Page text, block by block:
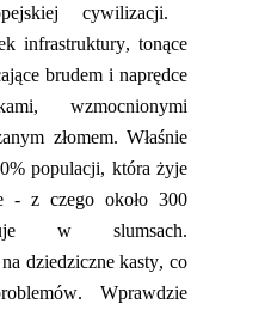
cywilizacji.
infrastruktury, tonące
brudem i naprędce
wzmocnionymi
złomem. Właśnie
populacji, która żyje
- z czego około 300
w slumsach.
dziedziczne kasty, co
Wprawdzie